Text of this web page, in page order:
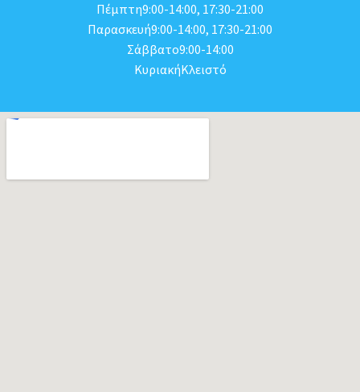
Πέμπτη9:00-14:00, 17:30-21:00
Παρασκευή9:00-14:00, 17:30-21:00
Σάββατο9:00-14:00
ΚυριακήΚλειστό